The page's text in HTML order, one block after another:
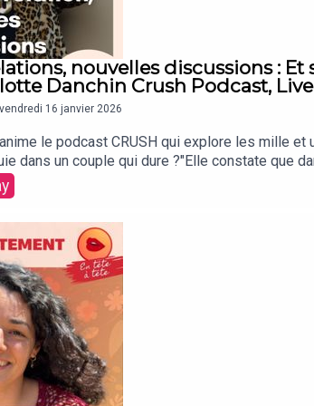
nouvelles discussions :
Danchin Crush Podcast,
vendredi 16 janvier 2026
le podcast CRUSH qui explore les mille
dans un couple qui dure ?"Elle constate que
au-delà des premiers émois. Et parfois, on
Paris pour parler sans
un parcours pour réinventer ta s'xualité et tes
pour comprendre pourquoi tu tournes
▬▬▬▬▬▬▬▬▬▬Philippe de Podcast
: Baptiste MossièreProduit avec